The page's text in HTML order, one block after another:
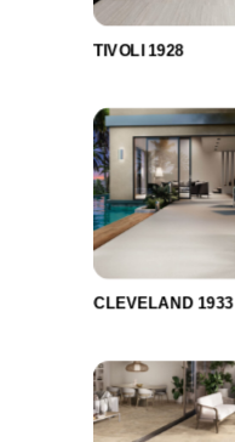
TIVOLI 1928
CLEVELAND 1933